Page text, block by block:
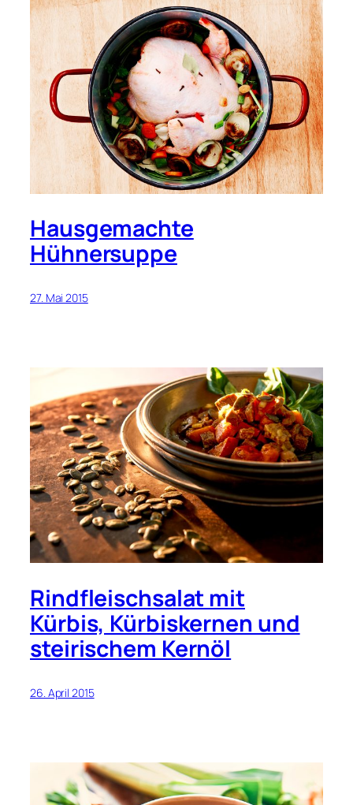
Hausgemachte
Hühnersuppe
27. Mai 2015
Rindfleischsalat mit
Kürbis, Kürbiskernen und
steirischem Kernöl
26. April 2015